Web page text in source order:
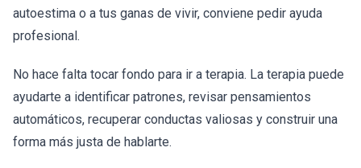
autoestima o a tus ganas de vivir, conviene pedir ayuda
profesional.
No hace falta tocar fondo para ir a terapia. La terapia puede
ayudarte a identificar patrones, revisar pensamientos
automáticos, recuperar conductas valiosas y construir una
forma más justa de hablarte.